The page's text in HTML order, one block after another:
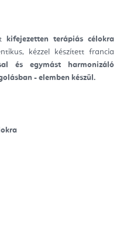
kifejezetten terápiás célokra
kézzel készített francia
és egymást harmonizáló
- elemben készül.